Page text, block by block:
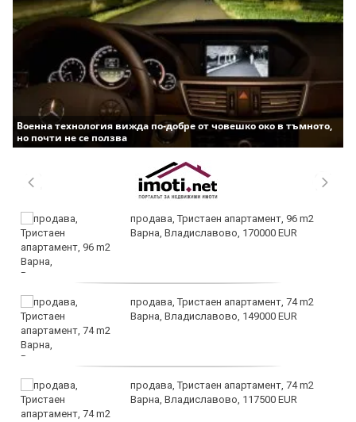
Военна технология вижда по-добре от човешко око в тъмното,
но почти не се ползва
продава, Тристаен апартамент, 96 m2
Варна, Владиславово, 170000 EUR
продава, Тристаен апартамент, 74 m2
Варна, Владиславово, 149000 EUR
продава, Тристаен апартамент, 74 m2
Варна, Владиславово, 117500 EUR